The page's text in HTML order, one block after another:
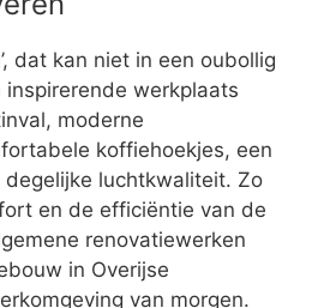
dat kan niet in een oubollig
inspirerende werkplaats
moderne
koffiehoekjes, een
luchtkwaliteit. Zo
en de efficiëntie van de
renovatiewerken
in Overijse
van morgen.